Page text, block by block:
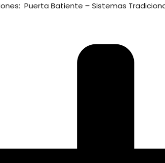
Puerta Batiente – Sistemas